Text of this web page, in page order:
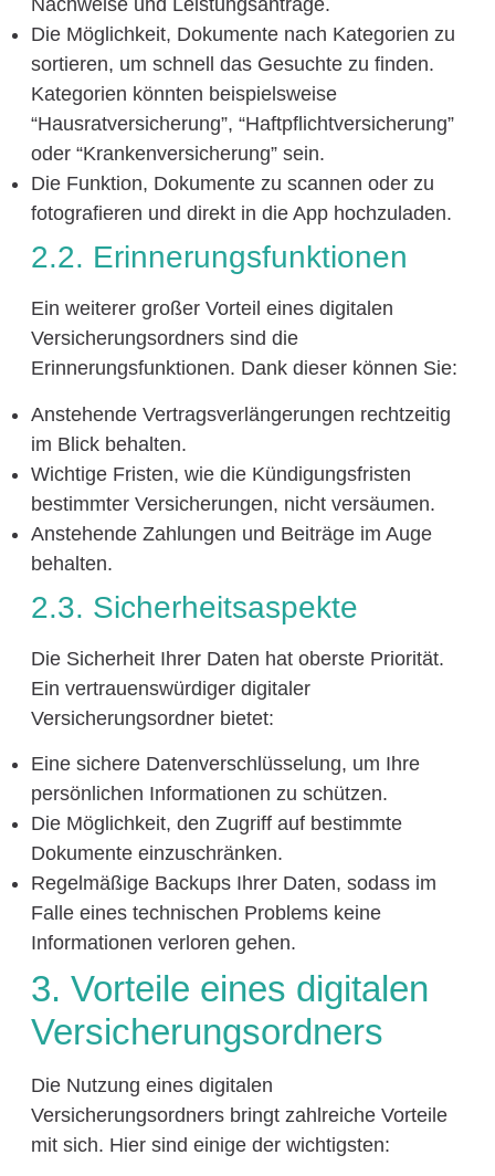
Nachweise und Leistungsanträge.
Die Möglichkeit, Dokumente nach Kategorien zu
sortieren, um schnell das Gesuchte zu finden.
Kategorien könnten beispielsweise
“Hausratversicherung”, “Haftpflichtversicherung”
oder “Krankenversicherung” sein.
Die Funktion, Dokumente zu scannen oder zu
fotografieren und direkt in die App hochzuladen.
2.2. Erinnerungsfunktionen
Ein weiterer großer Vorteil eines digitalen
Versicherungsordners sind die
Erinnerungsfunktionen. Dank dieser können Sie:
Anstehende Vertragsverlängerungen rechtzeitig
im Blick behalten.
Wichtige Fristen, wie die Kündigungsfristen
bestimmter Versicherungen, nicht versäumen.
Anstehende Zahlungen und Beiträge im Auge
behalten.
2.3. Sicherheitsaspekte
Die Sicherheit Ihrer Daten hat oberste Priorität.
Ein vertrauenswürdiger digitaler
Versicherungsordner bietet:
Eine sichere Datenverschlüsselung, um Ihre
persönlichen Informationen zu schützen.
Die Möglichkeit, den Zugriff auf bestimmte
Dokumente einzuschränken.
Regelmäßige Backups Ihrer Daten, sodass im
Falle eines technischen Problems keine
Informationen verloren gehen.
3. Vorteile eines digitalen
Versicherungsordners
Die Nutzung eines digitalen
Versicherungsordners bringt zahlreiche Vorteile
mit sich. Hier sind einige der wichtigsten: